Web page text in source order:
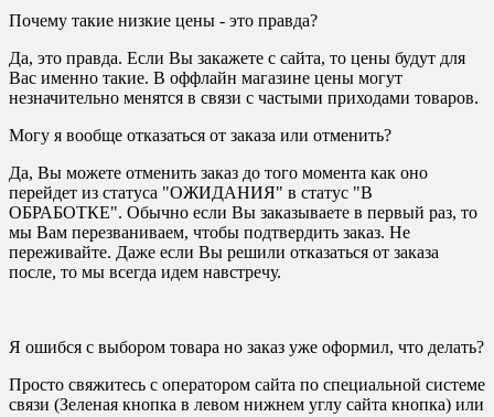
Почему такие низкие цены - это правда?
Да, это правда. Если Вы закажете с сайта, то цены будут для
Вас именно такие. В оффлайн магазине цены могут
незначительно менятся в связи с частыми приходами товаров.
Могу я вообще отказаться от заказа или отменить?
Да, Вы можете отменить заказ до того момента как оно
перейдет из статуса "ОЖИДАНИЯ" в статус "В
ОБРАБОТКЕ". Обычно если Вы заказываете в первый раз, то
мы Вам перезваниваем, чтобы подтвердить заказ. Не
переживайте. Даже если Вы решили отказаться от заказа
после, то мы всегда идем навстречу.
Я ошибся с выбором товара но заказ уже оформил, что делать?
Просто свяжитесь с оператором сайта по специальной системе
связи (Зеленая кнопка в левом нижнем углу сайта кнопка) или